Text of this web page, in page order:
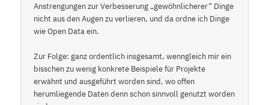
Anstrengungen zur Verbesserung „gewöhnlicherer“ Dinge
nicht aus den Augen zu verlieren, und da ordne ich Dinge
wie Open Data ein.
Zur Folge: ganz ordentlich insgesamt, wenngleich mir ein
bisschen zu wenig konkrete Beispiele für Projekte
erwähnt und ausgeführt worden sind, wo offen
herumliegende Daten denn schon sinnvoll genutzt worden